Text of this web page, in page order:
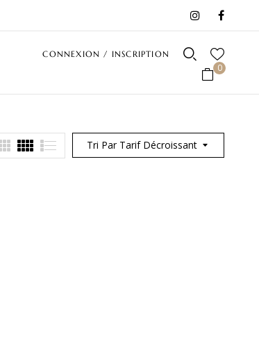
CONNEXION / INSCRIPTION
0
Tri Par Tarif Décroissant